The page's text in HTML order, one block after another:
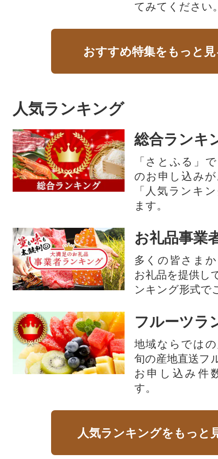
てみてください
おすすめ特集をもっと
人気ランキング
総合ランキ
「さとふる」
のお申し込み
「人気ランキ
ます。
お礼品事業
多くの皆さま
お礼品を提供し
ンキング形式で
フルーツラ
地域ならでは
旬の産地直送フ
お申し込み件
す。
人気ランキングをもっと